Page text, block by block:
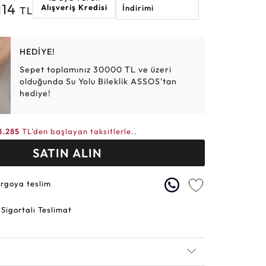
Elmas Bilezikler
Altın Tesbihler
Altın Hasır Setler
Violet
TL
Alışveriş Kredisi
İndirimi
HEDİYE!
Sepet toplamınız 30000 TL ve üzeri
olduğunda Su Yolu Bileklik ASSOS'tan
hediye!
TL'den başlayan taksitlerle..
SATIN ALIN
teslim
Teslimat